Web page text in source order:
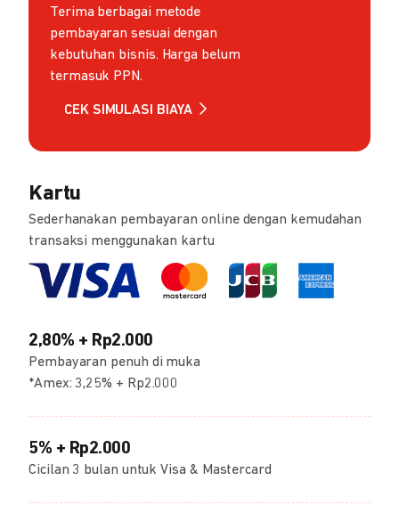
Terima berbagai metode
pembayaran sesuai dengan
kebutuhan bisnis. Harga belum
termasuk PPN.
CEK SIMULASI BIAYA
Kartu
Sederhanakan pembayaran online dengan kemudahan
transaksi menggunakan kartu
2,80% + Rp2.000
Pembayaran penuh di muka
*Amex: 3,25% + Rp2.000
5% + Rp2.000
Cicilan 3 bulan untuk Visa & Mastercard